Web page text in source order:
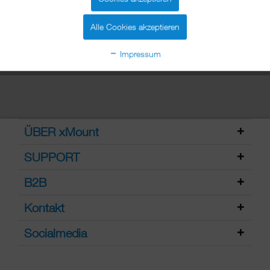
mehr erfahren »
ÜBER xMount
SUPPORT
B2B
Kontakt
Socialmedia
Alle Cookies akzeptieren
Impressum